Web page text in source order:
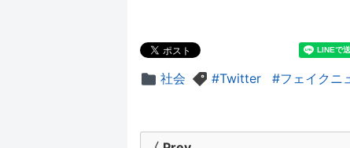
社会 Twitter フェイクニ